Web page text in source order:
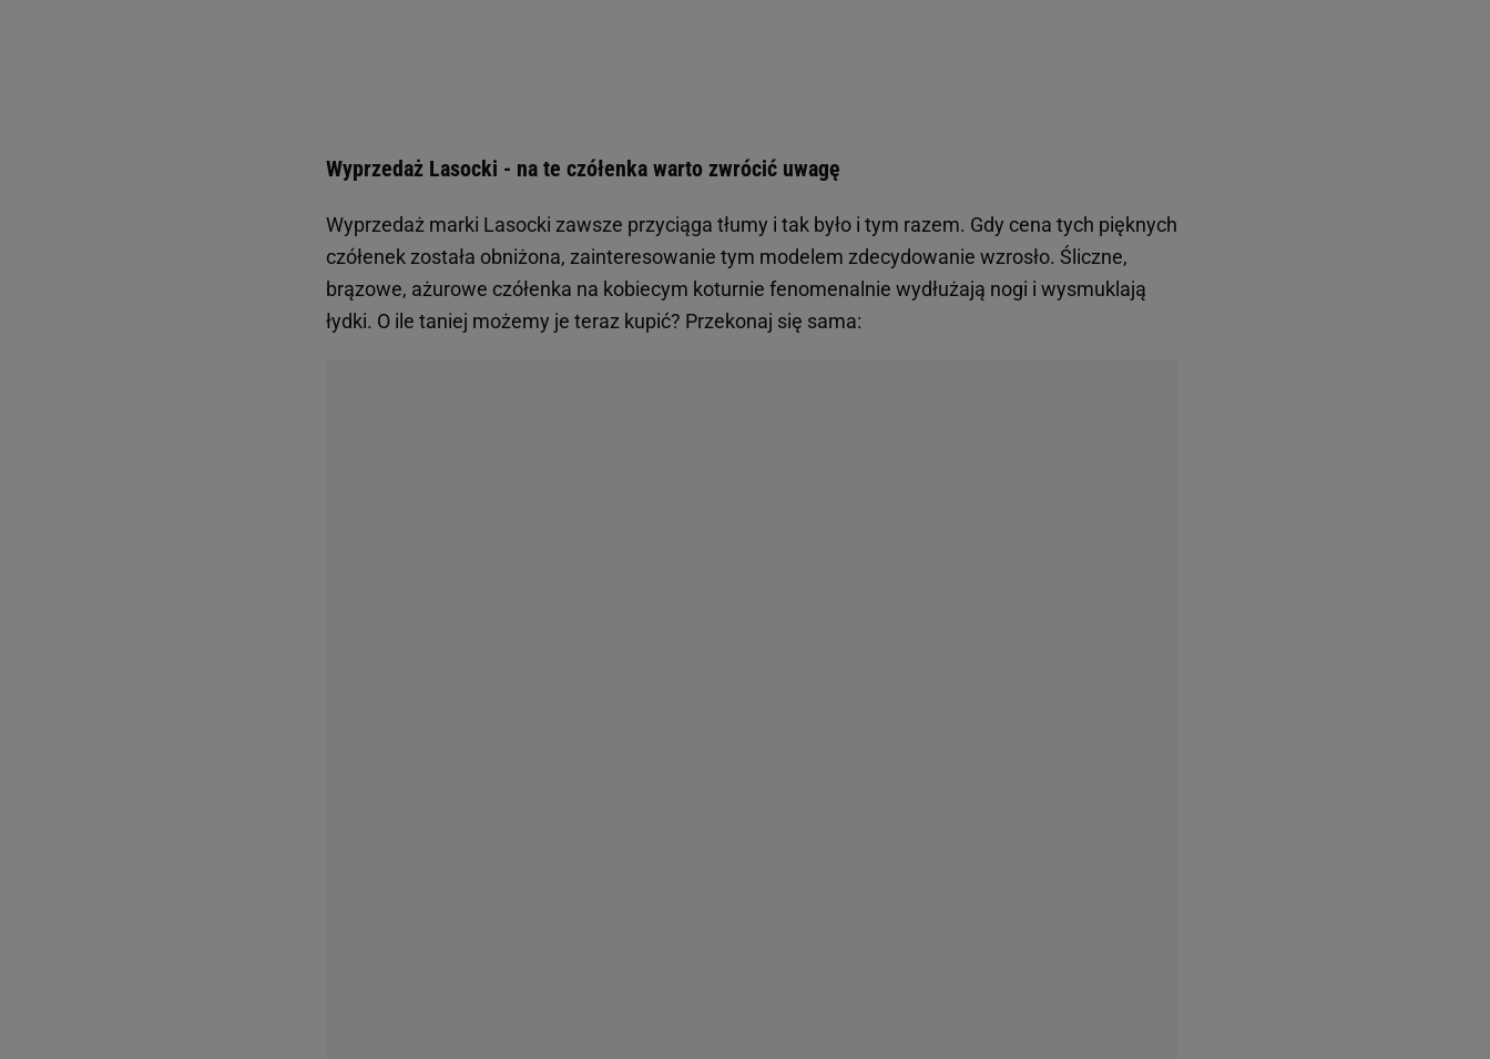
Wyprzedaż Lasocki - na te czółenka warto zwrócić uwagę
Wyprzedaż marki Lasocki zawsze przyciąga tłumy i tak było i tym razem. Gdy cena tych pięknych
czółenek została obniżona, zainteresowanie tym modelem zdecydowanie wzrosło. Śliczne,
brązowe, ażurowe czółenka na kobiecym koturnie fenomenalnie wydłużają nogi i wysmuklają
łydki. O ile taniej możemy je teraz kupić? Przekonaj się sama: